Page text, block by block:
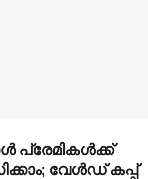
വേൾഡ് കപ്പ്